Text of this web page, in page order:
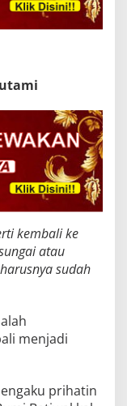
kembali ke
atau
sudah
menjadi
prihatin